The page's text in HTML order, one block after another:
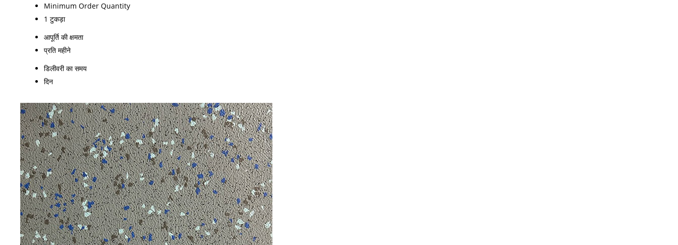
Minimum Order Quantity
1 टुकड़ा
आपूर्ति की क्षमता
प्रति महीने
डिलीवरी का समय
दिन